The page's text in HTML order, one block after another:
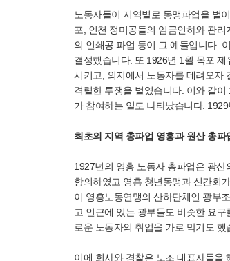
노동자들이 지역별로 동맹파업을 벌
포, 인천 정미공들의 임금인하와 관
의 인쇄공 파업 등이 그 예들입니다.
결성했습니다. 또 1926년 1월 목포
시키고, 외지에서 노동자를 데려오자
격렬한 투쟁을 벌였습니다. 이와 같
가 참여하는 일도 나타났습니다.
최초의 지역 총파업 영흥과 원산 총파
1927년의 영흥 노동자 총파업은 광
항의하였고 영흥 청년동맹과 신간회
이 영흥노동연맹의 산하단체인 광부
고 인근에 있는 광부들도 비슷한 요
로운 노동자의 취업을 가로 막기도 했
이에 회사와 경찰은 노조 대표자들을